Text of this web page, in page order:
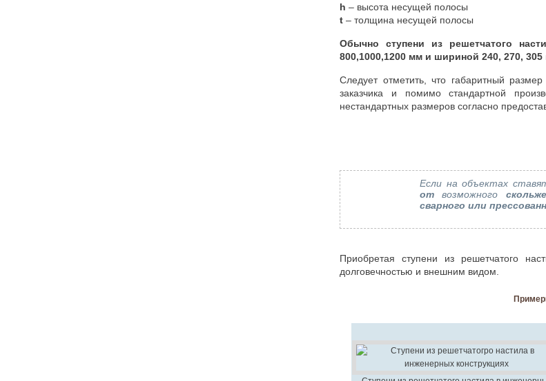
h – высота несущей полосы
t – толщина несущей полосы
Обычно ступени из решетчатого
800,1000,1200 мм и шириной 240, 270, 305
Следует отметить, что габаритный
заказчика и помимо стандартной
нестандартных размеров согласно
Если на объектах
от возможного
сварного или
Приобретая ступени из решетчатого
долговечностью и внешним видом.